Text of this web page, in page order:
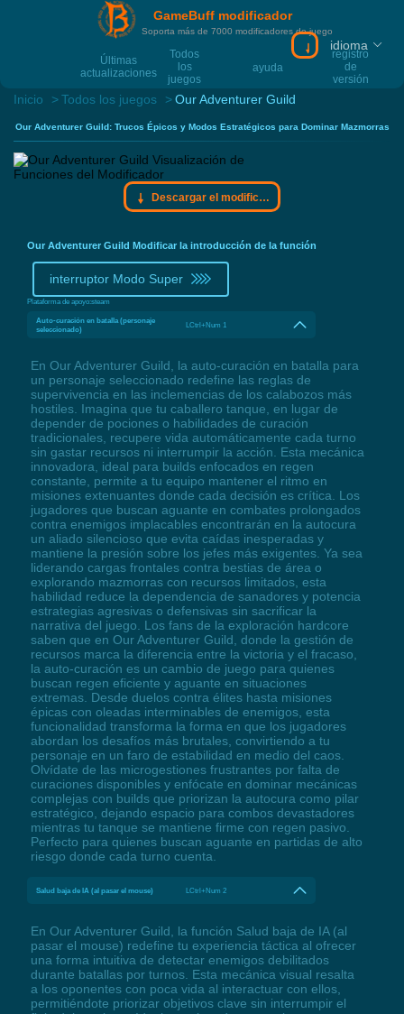
GameBuff modificador
Soporta más de 7000 modificadores de juego
Últimas
actualizaciones
Todos
los
juegos
ayuda
registro
de
versión
Descargar el
idioma
Inicio Todos los juegos Our Adventurer Guild
Our Adventurer Guild: Trucos Épicos y Modos Estratégicos para Dominar Mazmorras
Descargar el modificador Gamebuff
Our Adventurer Guild Modificar la introducción de la función
interruptor Modo Super
Plataforma de apoyo:steam
Auto-curación en batalla (personaje
seleccionado)
LCtrl+Num 1
En Our Adventurer Guild, la auto-curación en batalla para
un personaje seleccionado redefine las reglas de
supervivencia en las inclemencias de los calabozos más
hostiles. Imagina que tu caballero tanque, en lugar de
depender de pociones o habilidades de curación
tradicionales, recupere vida automáticamente cada turno
sin gastar recursos ni interrumpir la acción. Esta mecánica
innovadora, ideal para builds enfocados en regen
constante, permite a tu equipo mantener el ritmo en
misiones extenuantes donde cada decisión es crítica. Los
jugadores que buscan aguante en combates prolongados
contra enemigos implacables encontrarán en la autocura
un aliado silencioso que evita caídas inesperadas y
mantiene la presión sobre los jefes más exigentes. Ya sea
liderando cargas frontales contra bestias de área o
explorando mazmorras con recursos limitados, esta
habilidad reduce la dependencia de sanadores y potencia
estrategias agresivas o defensivas sin sacrificar la
narrativa del juego. Los fans de la exploración hardcore
saben que en Our Adventurer Guild, donde la gestión de
recursos marca la diferencia entre la victoria y el fracaso,
la auto-curación es un cambio de juego para quienes
buscan regen eficiente y aguante en situaciones
extremas. Desde duelos contra élites hasta misiones
épicas con oleadas interminables de enemigos, esta
funcionalidad transforma la forma en que los jugadores
abordan los desafíos más brutales, convirtiendo a tu
personaje en un faro de estabilidad en medio del caos.
Olvídate de las microgestiones frustrantes por falta de
curaciones disponibles y enfócate en dominar mecánicas
complejas con builds que priorizan la autocura como pilar
estratégico, dejando espacio para combos devastadores
mientras tu tanque se mantiene firme con regen pasivo.
Perfecto para quienes buscan aguante en partidas de alto
riesgo donde cada turno cuenta.
Salud baja de IA (al pasar el mouse) LCtrl+Num 2
En Our Adventurer Guild, la función Salud baja de IA (al
pasar el mouse) redefine tu experiencia táctica al ofrecer
una forma intuitiva de detectar enemigos debilitados
durante batallas por turnos. Esta mecánica visual resalta
a los oponentes con poca vida al interactuar con ellos,
permitiéndote priorizar objetivos clave sin interrumpir el